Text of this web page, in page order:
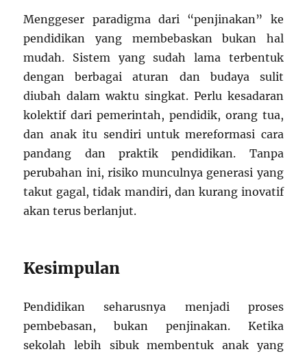
Menggeser paradigma dari “penjinakan” ke
pendidikan yang membebaskan bukan hal
mudah. Sistem yang sudah lama terbentuk
dengan berbagai aturan dan budaya sulit
diubah dalam waktu singkat. Perlu kesadaran
kolektif dari pemerintah, pendidik, orang tua,
dan anak itu sendiri untuk mereformasi cara
pandang dan praktik pendidikan. Tanpa
perubahan ini, risiko munculnya generasi yang
takut gagal, tidak mandiri, dan kurang inovatif
akan terus berlanjut.
Kesimpulan
Pendidikan seharusnya menjadi proses
pembebasan, bukan penjinakan. Ketika
sekolah lebih sibuk membentuk anak yang